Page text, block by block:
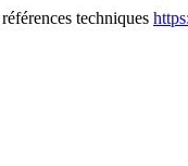
techniques